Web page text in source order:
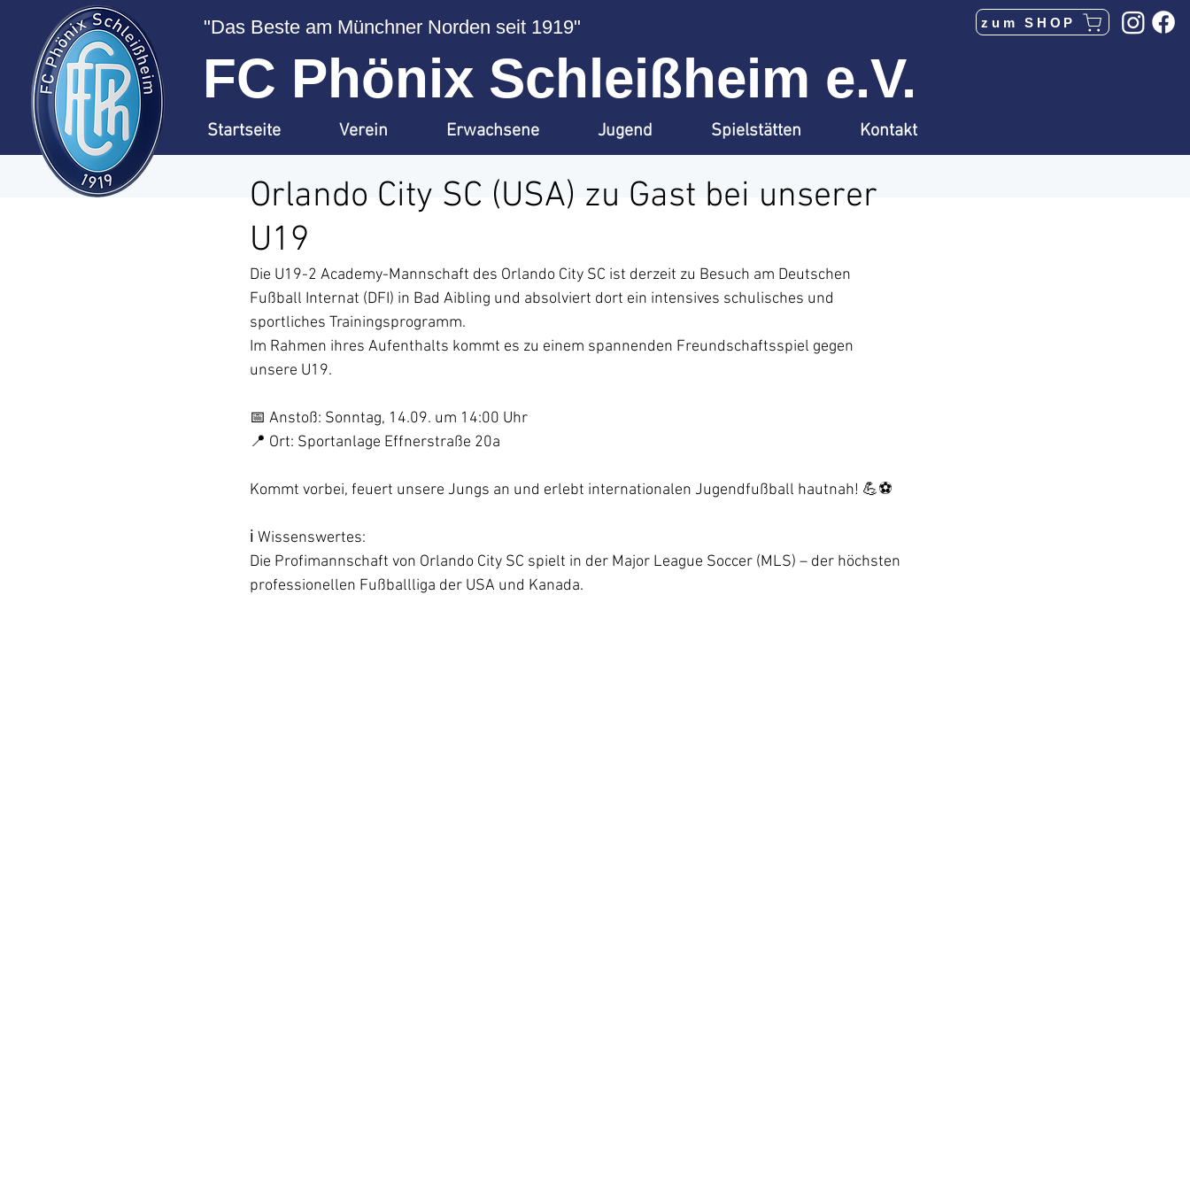
zum SHOP
"Das Beste am Münchner Norden seit 1919"
FC Phönix Schleißheim e.V.
Startseite Verein Erwachsene Jugend Spielstätten Kontakt
Orlando City SC (USA) zu Gast bei unserer
U19
Die U19-2 Academy-Mannschaft des Orlando City SC ist derzeit zu Besuch am Deutschen
Fußball Internat (DFI) in Bad Aibling und absolviert dort ein intensives schulisches und
sportliches Trainingsprogramm.
Im Rahmen ihres Aufenthalts kommt es zu einem spannenden Freundschaftsspiel gegen
unsere U19.
📅 Anstoß: Sonntag, 14.09. um 14:00 Uhr
📍 Ort: Sportanlage Effnerstraße 20a
Kommt vorbei, feuert unsere Jungs an und erlebt internationalen Jugendfußball hautnah! 💪⚽
ℹ️ Wissenswertes:
Die Profimannschaft von Orlando City SC spielt in der Major League Soccer (MLS) – der höchsten
professionellen Fußballliga der USA und Kanada.